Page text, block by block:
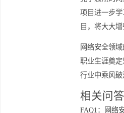
展示自己
更为专业
提升
竞争激烈
项目进一
目，将大